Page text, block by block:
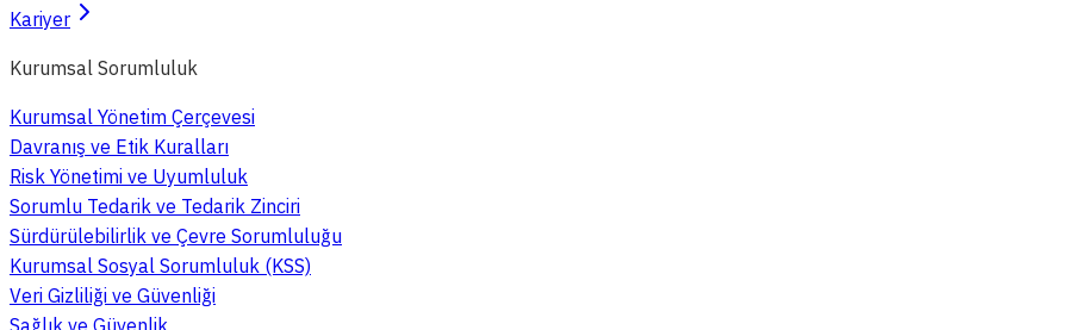
Kariyer
Kurumsal Sorumluluk
Kurumsal Yönetim Çerçevesi
Davranış ve Etik Kuralları
Risk Yönetimi ve Uyumluluk
Sorumlu Tedarik ve Tedarik Zinciri
Sürdürülebilirlik ve Çevre Sorumluluğu
Kurumsal Sosyal Sorumluluk (KSS)
Veri Gizliliği ve Güvenliği
Sağlık ve Güvenlik